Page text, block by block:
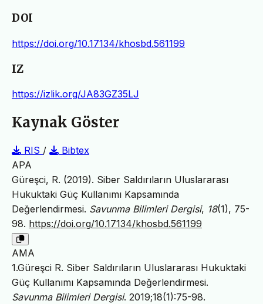
DOI
https://doi.org/10.17134/khosbd.561199
IZ
https://izlik.org/JA83GZ35LJ
Kaynak Göster
RIS /
Bibtex
APA
Güreşci, R. (2019). Siber Saldırıların Uluslararası
Hukuktaki Güç Kullanımı Kapsamında
Değerlendirmesi. Savunma Bilimleri Dergisi, 18(1), 75-
98. https://doi.org/10.17134/khosbd.561199
AMA
1.Güreşci R. Siber Saldırıların Uluslararası Hukuktaki
Güç Kullanımı Kapsamında Değerlendirmesi.
Savunma Bilimleri Dergisi. 2019;18(1):75-98.